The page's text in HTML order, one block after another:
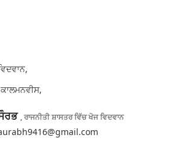
, ਰਾਜਨੀਤੀ ਸ਼ਾਸਤਰ ਵਿੱਚ ਖੋਜ ਵਿਦਵਾਨ